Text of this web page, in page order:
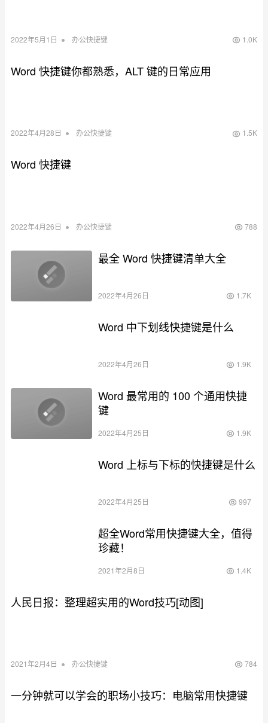
2022年5月1日 • 办公快捷键 1.0K
Word 快捷键你都熟悉，ALT 键的日常应用
2022年4月28日 • 办公快捷键 1.5K
Word 快捷键
2022年4月26日 • 办公快捷键 788
最全 Word 快捷键清单大全
2022年4月26日 1.7K
Word 中下划线快捷键是什么
2022年4月26日 1.9K
Word 最常用的 100 个通用快捷
键
2022年4月25日 1.9K
Word 上标与下标的快捷键是什么
2022年4月25日 997
超全Word常用快捷键大全，值得
珍藏！
2021年2月8日 1.4K
人民日报：整理超实用的Word技巧[动图]
2021年2月4日 • 办公快捷键 784
一分钟就可以学会的职场小技巧：电脑常用快捷键